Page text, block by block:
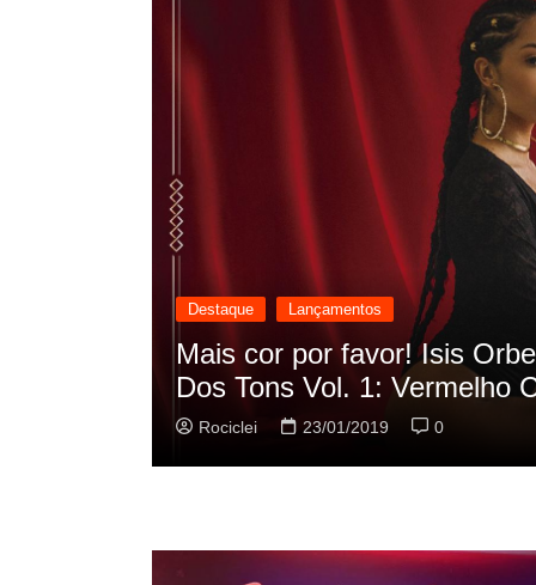
Destaque Lançamentos
Rashid vai buscar nos HQs
sua nova música
Rociclei 22/01/2019 0